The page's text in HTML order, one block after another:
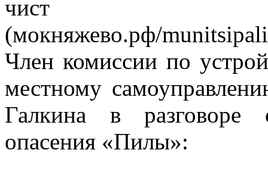
чист
(мокняжево.рф/
Член комиссии по
местному
Галкина в разговоре
опасения «Пилы»: